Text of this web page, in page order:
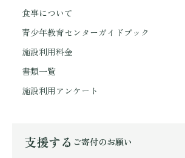
食事について
青少年教育センターガイドブック
施設利用料金
書類一覧
施設利用アンケート
支援する ご寄付のお願い